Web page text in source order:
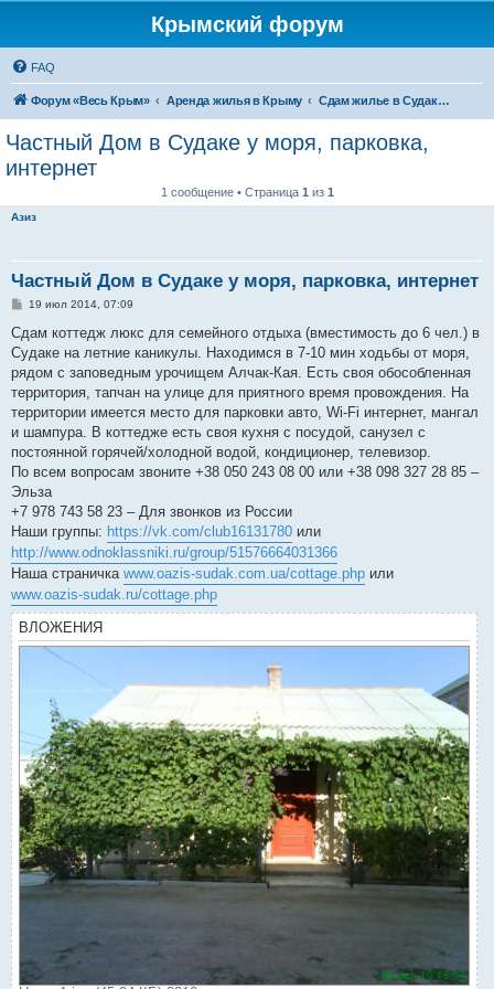
Крымский форум
FAQ
Форум «Весь Крым» Аренда жилья в Крыму Сдам жилье в Судаке - аренда жилья от хозяев
Частный Дом в Судаке у моря, парковка,
интернет
1 сообщение • Страница 1 из 1
Азиз
Частный Дом в Судаке у моря, парковка, интернет
С
о
б
щ
е
н
и
е
19 июл 2014, 07:09
Сдам коттедж люкс для семейного отдыха (вместимость до 6 чел.) в
Судаке на летние каникулы. Находимся в 7-10 мин ходьбы от моря,
рядом с заповедным урочищем Алчак-Кая. Есть своя обособленная
территория, тапчан на улице для приятного время провождения. На
территории имеется место для парковки авто, Wi-Fi интернет, мангал
и шампура. В коттедже есть своя кухня с посудой, санузел с
постоянной горячей/холодной водой, кондиционер, телевизор.
По всем вопросам звоните +38 050 243 08 00 или +38 098 327 28 85 –
Эльза
+7 978 743 58 23 – Для звонков из России
Наши группы: https://vk.com/club16131780 или
http://www.odnoklassniki.ru/group/51576664031366
Наша страничка www.oazis-sudak.com.ua/cottage.php или
www.oazis-sudak.ru/cottage.php
ВЛОЖЕНИЯ